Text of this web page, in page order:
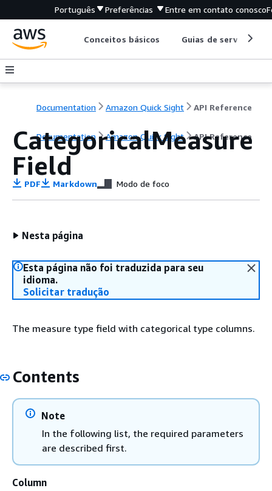
Português Preferências Entre em contato conosco
Conceitos básicos Guias de serviço
Documentation Amazon Quick Sight API Reference
Documentation Amazon Quick Sight API Reference
CategoricalMeasure
Field
PDF Markdown Modo de foco
Nesta página
Esta página não foi traduzida para seu
idioma.
Solicitar tradução
The measure type field with categorical type columns.
Contents
Note
In the following list, the required parameters
are described first.
Column